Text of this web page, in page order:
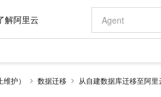
解阿里云
护） 数据迁移
从自建数据库迁移至阿里
大模型
AI 场景体
价格
配置报价
基础软件
伴 产品伙伴
务 阿里云认证
市场活动